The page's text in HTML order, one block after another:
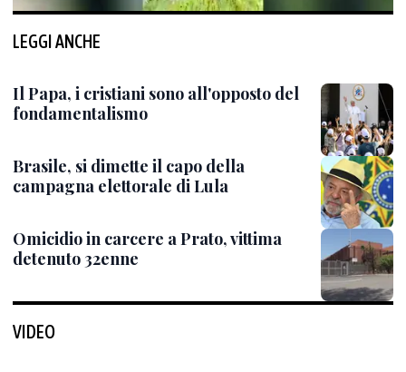
LEGGI ANCHE
Il Papa, i cristiani sono all'opposto del
fondamentalismo
Brasile, si dimette il capo della
campagna elettorale di Lula
Omicidio in carcere a Prato, vittima
detenuto 32enne
VIDEO